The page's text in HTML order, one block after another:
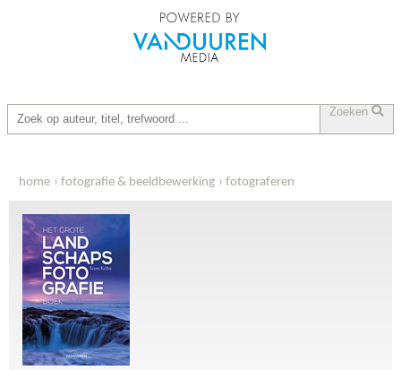
Zoeken
home fotografie & beeldbewerking fotograferen
het grote landschapsfotografieboek